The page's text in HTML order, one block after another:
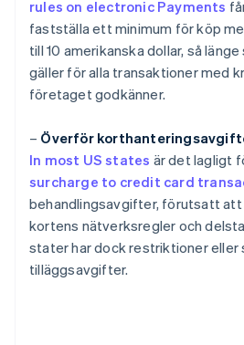
rules on electronic Payments
fastställa ett minimum för köp
till 10 amerikanska dollar, så
gäller för alla transaktioner med
företaget godkänner.
– Överför
In most US states är det lagligt
surcharge to credit card
behandlingsavgifter, förutsatt
kortens nätverksregler och
stater har dock restriktioner eller
tilläggsavgifter.